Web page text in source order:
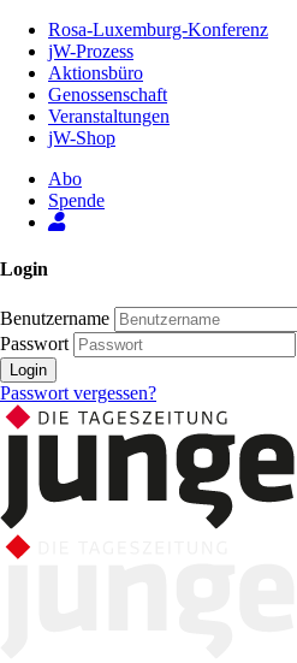
Inhalt
Seite
Rosa-Luxemburg-Konferenz
jW-Prozess
Aktionsbüro
Genossenschaft
Veranstaltungen
jW-Shop
Abo
Spende
Login
Benutzername
Passwort
Login
Passwort vergessen?